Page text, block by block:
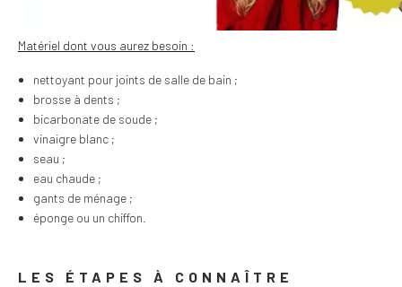
Matériel dont vous aurez besoin :
nettoyant pour joints de salle de bain ;
brosse à dents ;
bicarbonate de soude ;
vinaigre blanc ;
seau ;
eau chaude ;
gants de ménage ;
éponge ou un chiffon.
LES ÉTAPES À CONNAÎTRE